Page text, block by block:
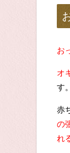
お
オ
す。
赤
の
れ